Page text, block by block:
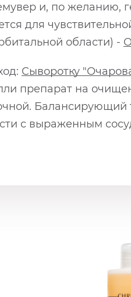
и, по желанию,
для
области) -
Сыворотку
препарат на
Балансирующий
с выраженным